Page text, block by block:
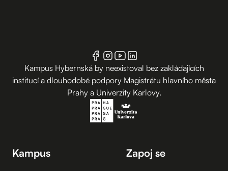
Kampus Hybernská by neexistoval bez zakládajících
institucí a dlouhodobé podpory Magistrátu hlavního města
Prahy a Univerzity Karlovy.
Kampus Zapoj se